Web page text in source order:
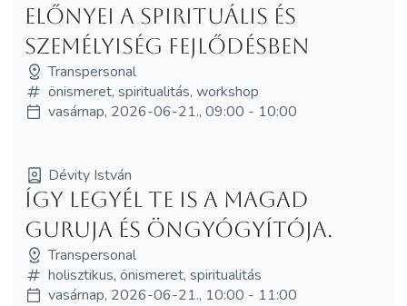
előnyei a spirituális és
személyiség fejlődésben
Transpersonal
önismeret, spiritualitás, workshop
vasárnap, 2026-06-21., 09:00 - 10:00
Dévity István
Így legyél Te is a magad
guruja és öngyógyítója.
Transpersonal
holisztikus, önismeret, spiritualitás
vasárnap, 2026-06-21., 10:00 - 11:00